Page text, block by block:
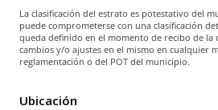
La clasificación del estrato es potestativo del
puede comprometerse con una clasificación
queda definido en el momento de recibo de
cambios y/o ajustes en el mismo en cualquier
reglamentación o del POT del municipio.
Ubicación